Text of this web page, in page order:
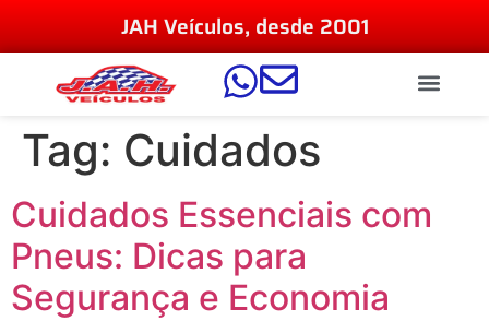
JAH Veículos, desde 2001
Tag: Cuidados
Cuidados Essenciais com
Pneus: Dicas para
Segurança e Economia